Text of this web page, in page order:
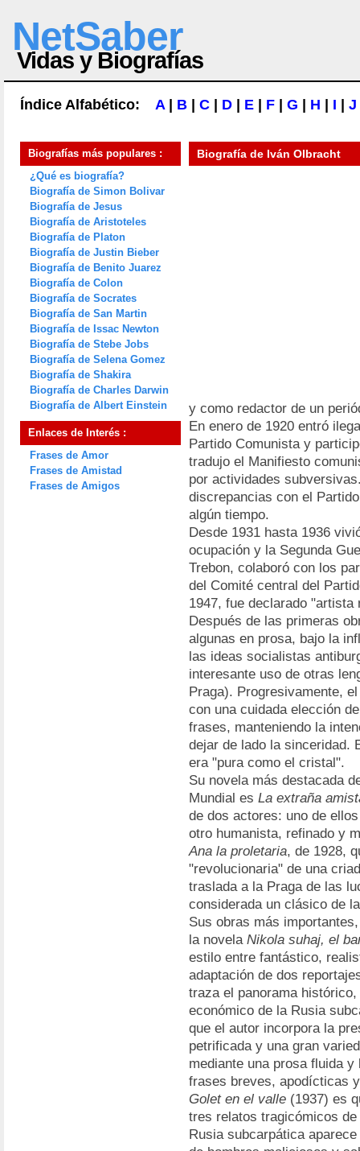
NetSaber
Vidas y Biografías
Índice Alfabético: A| B C D E F G H I J
Biografías más populares :
¿Qué es biografía?
Biografía de Simon Bolivar
Biografía de Jesus
Biografía de Aristoteles
Biografía de Platon
Biografía de Justin Bieber
Biografía de Benito Juarez
Biografía de Colon
Biografía de Socrates
Biografía de San Martin
Biografía de Issac Newton
Biografía de Stebe Jobs
Biografía de Selena Gomez
Biografía de Shakira
Biografía de Charles Darwin
Biografía de Albert Einstein
Enlaces de Interés :
Frases de Amor
Frases de Amistad
Frases de Amigos
Biografía de Iván Olbracht
y como redactor de un
En enero de 1920 entró
Partido Comunista y
tradujo el Manifiesto
por actividades
discrepancias con el
algún tiempo.
Desde 1931 hasta 1936
ocupación y la Segunda
Trebon, colaboró con los
del Comité central del
1947, fue declarado "artista
Después de las primeras
algunas en prosa, bajo la
las ideas socialistas
interesante uso de otras
Praga). Progresivamente,
con una cuidada elección
frases, manteniendo la
dejar de lado la sinceridad.
era "pura como el cristal".
Su novela más destacada
Mundial es La extraña
de dos actores: uno de
otro humanista, refinado y
Ana la proletaria, de 1928,
"revolucionaria" de una
traslada a la Praga de las
considerada un clásico de
Sus obras más
la novela Nikola suhaj, el
estilo entre fantástico,
adaptación de dos
traza el panorama
económico de la Rusia
que el autor incorpora la
petrificada y una gran
mediante una prosa fluida
frases breves, apodícticas
Golet en el valle (1937) es
tres relatos tragicómicos
Rusia subcarpática